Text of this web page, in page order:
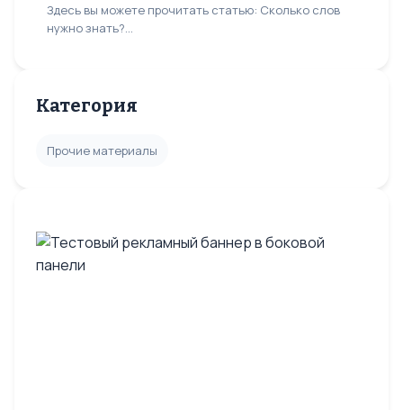
Здесь вы можете прочитать статью: Сколько слов
нужно знать?...
Категория
Прочие материалы